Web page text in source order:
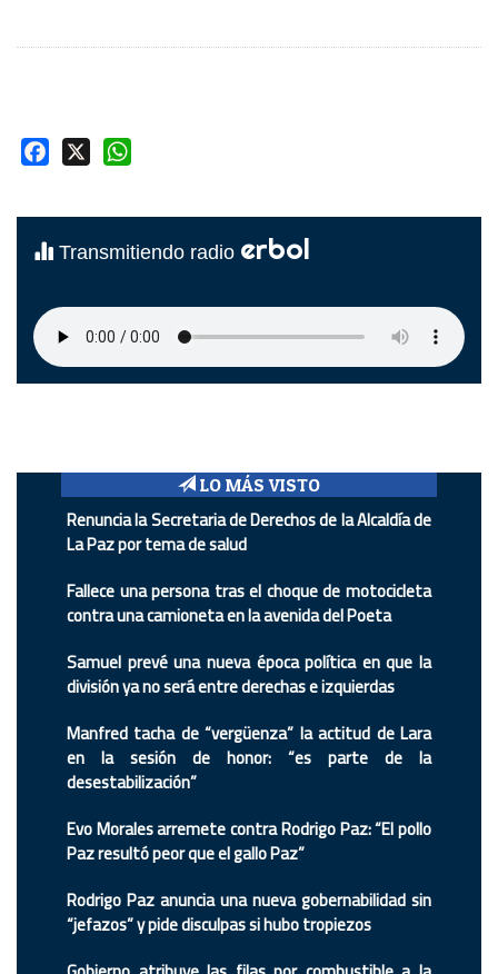
Facebook
Transmitiendo radio erbol
LO MÁS VISTO
Renuncia la Secretaria de Derechos de la Alcaldía de
La Paz por tema de salud
Fallece una persona tras el choque de motocicleta
contra una camioneta en la avenida del Poeta
Samuel prevé una nueva época política en que la
división ya no será entre derechas e izquierdas
Manfred tacha de “vergüenza” la actitud de Lara
en la sesión de honor: “es parte de la
desestabilización”
Evo Morales arremete contra Rodrigo Paz: “El pollo
Paz resultó peor que el gallo Paz”
Rodrigo Paz anuncia una nueva gobernabilidad sin
“jefazos” y pide disculpas si hubo tropiezos